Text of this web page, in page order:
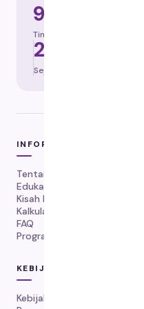
92%
Tingkat keberhasilan
2019
Sejak tahun
INFORMASI
Tentang Kami
Edukasi FIP
Kisah Pemulihan FIP
Kalkulator Dosis
FAQ
Program Kekambuhan
KEBIJAKAN
Kebijakan Pengiriman